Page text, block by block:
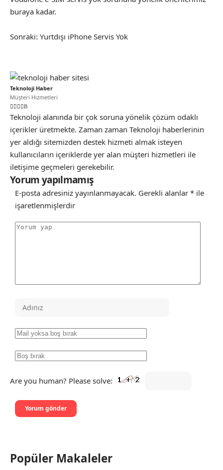
buraya kadar.
Sonraki: Yurtdışı iPhone Servis Yok
Teknoloji Haber
Müşteri Hizmetleri
Teknoloji alanında bir çok soruna yönelik çözüm odaklı
içerikler üretmekte. Zaman zaman Teknoloji haberlerinin
yer aldığı sitemizden destek hizmeti almak isteyen
kullanıcıların içeriklerde yer alan müşteri hizmetleri ile
iletişime geçmeleri gerekebilir.
Yorum yapılmamış
E-posta adresiniz yayınlanmayacak. Gerekli alanlar * ile
işaretlenmişlerdir
Are you human? Please solve:
Popüler Makaleler